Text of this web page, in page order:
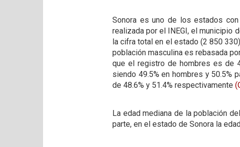
Sonora es uno de los estados
realizada por el INEGI, el municipio
la cifra total en el estado (2 850
población masculina es rebasada
que el registro de hombres es de
siendo 49.5% en hombres y 50.5%
de 48.6% y 51.4% respectivamente
La edad mediana de la población
parte, en el estado de Sonora la